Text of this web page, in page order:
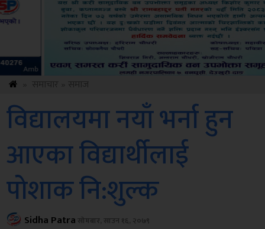
ksbus
विद्यालयमा नयाँ भर्ना हुन
आएका विद्यार्थीलाई
पोशाक नि:शुल्क
Sidha Patraसोमबार, साउन १६, २०७९